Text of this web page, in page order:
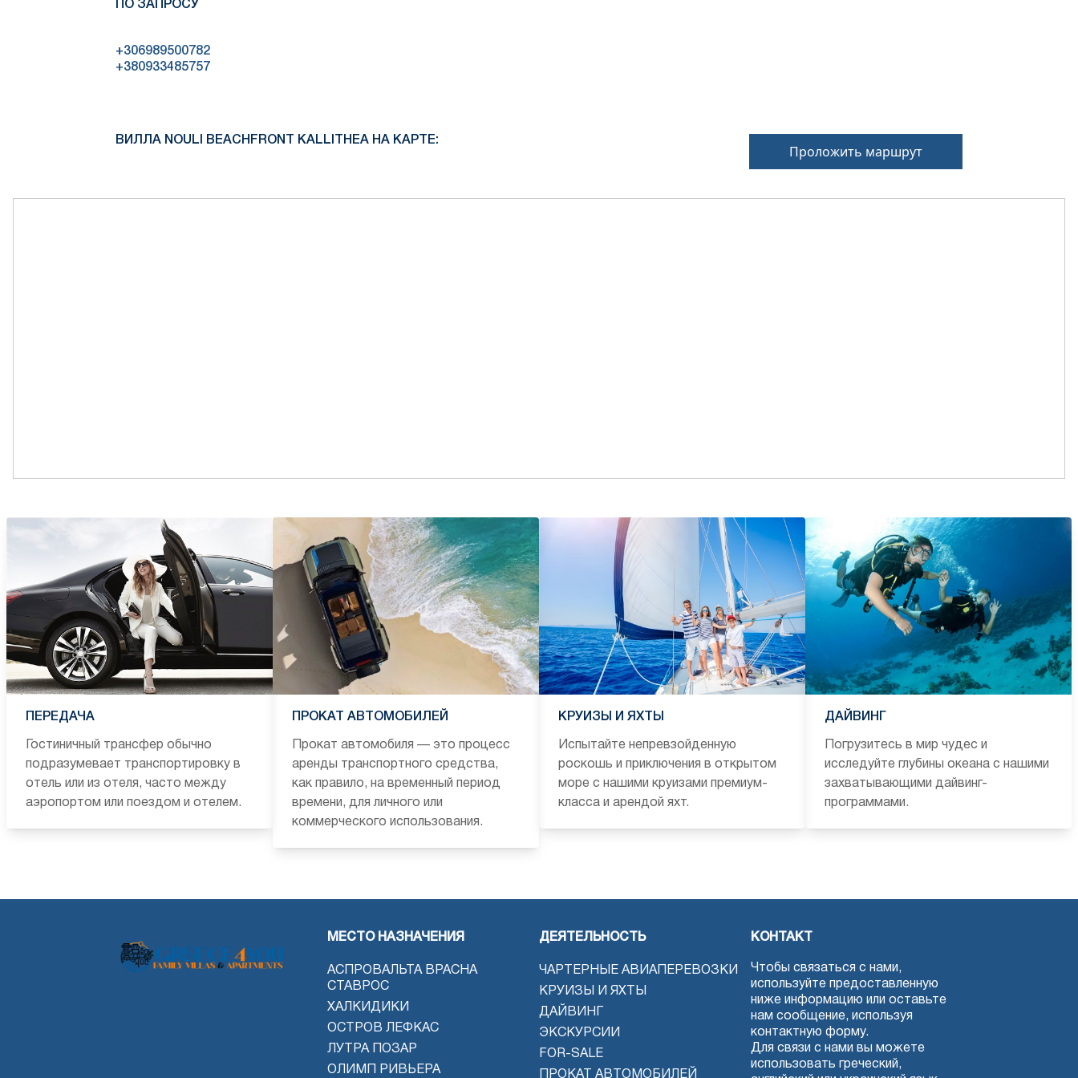
ПО ЗАПРОСУ
+306989500782
+380933485757
ВИЛЛА NOULI BEACHFRONT KALLITHEA НА КАРТЕ:
Проложить маршрут
ПЕРЕДАЧА
Гостиничный трансфер обычно
подразумевает транспортировку в
отель или из отеля, часто между
аэропортом или поездом и отелем.
ПРОКАТ АВТОМОБИЛЕЙ
Прокат автомобиля — это процесс
аренды транспортного средства,
как правило, на временный период
времени, для личного или
коммерческого использования.
КРУИЗЫ И ЯХТЫ
Испытайте непревзойденную
роскошь и приключения в открытом
море с нашими круизами премиум-
класса и арендой яхт.
ДАЙВИНГ
Погрузитесь в мир чудес и
исследуйте глубины океана с нашими
захватывающими дайвинг-
программами.
МЕСТО НАЗНАЧЕНИЯ
АСПРОВАЛЬТА ВРАСНА
СТАВРОС
ХАЛКИДИКИ
ОСТРОВ ЛЕФКАС
ЛУТРА ПОЗАР
ОЛИМП РИВЬЕРА
ДЕЯТЕЛЬНОСТЬ
ЧАРТЕРНЫЕ АВИАПЕРЕВОЗКИ
КРУИЗЫ И ЯХТЫ
ДАЙВИНГ
ЭКСКУРСИИ
FOR-SALE
ПРОКАТ АВТОМОБИЛЕЙ
КОНТАКТ
Чтобы связаться с нами,
используйте предоставленную
ниже информацию или оставьте
нам сообщение, используя
контактную форму.
Для связи с нами вы можете
использовать греческий,